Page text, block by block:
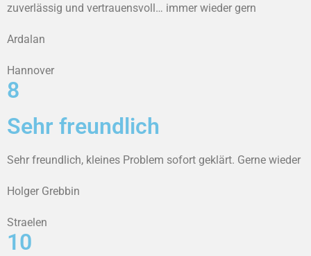
zuverlässig und vertrauensvoll… immer wieder gern
Ardalan
Hannover
8
Sehr freundlich
Sehr freundlich, kleines Problem sofort geklärt. Gerne wieder
Holger Grebbin
Straelen
10